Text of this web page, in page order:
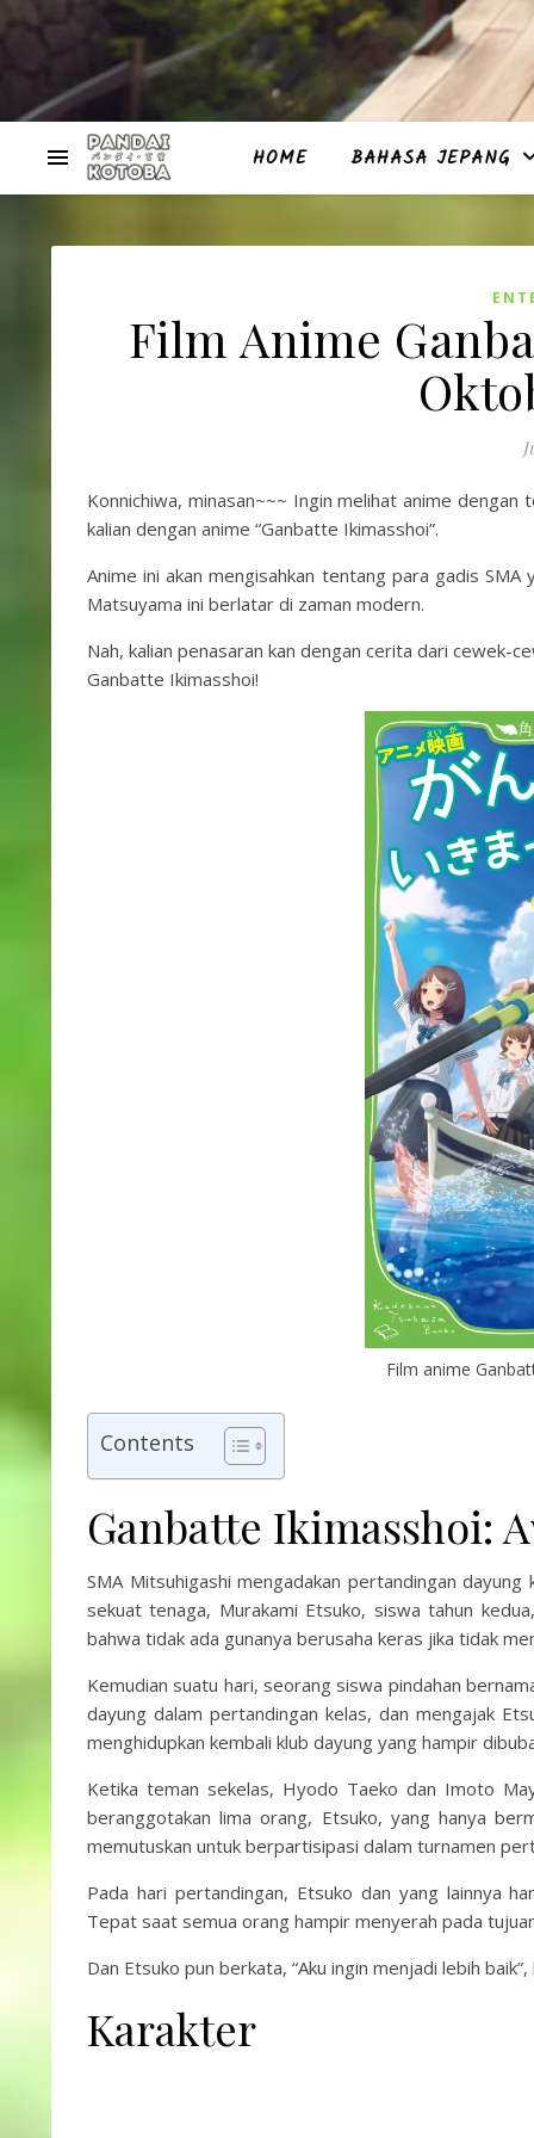
HOME BAHASA JEPANG
Film Anime
Konnichiwa, minasan~~~ Ingin melihat anime
kalian dengan anime “Ganbatte Ikimasshoi”.
Anime ini akan mengisahkan tentang para gadis
Matsuyama ini berlatar di zaman modern.
Nah, kalian penasaran kan dengan cerita dari cewek-
Ganbatte Ikimasshoi!
Film anime
Contents
Ganbatte Ikimasshoi:
SMA Mitsuhigashi mengadakan pertandingan
sekuat tenaga, Murakami Etsuko, siswa tahun
bahwa tidak ada gunanya berusaha keras jika tidak
Kemudian suatu hari, seorang siswa pindahan
dayung dalam pertandingan kelas, dan mengajak
menghidupkan kembali klub dayung yang hampir
Ketika teman sekelas, Hyodo Taeko dan Imoto
beranggotakan lima orang, Etsuko, yang hanya
memutuskan untuk berpartisipasi dalam turnamen
Pada hari pertandingan, Etsuko dan yang lainnya
Tepat saat semua orang hampir menyerah pada
Dan Etsuko pun berkata, “Aku ingin menjadi lebih
Karakter